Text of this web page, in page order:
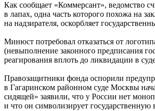
Как сообщает «Коммерсант», ведомство
в лапах, одна часть которого похожа на
на надзирателя, оскорбляет
Минюст потребовал отказаться от
(невыполнение законного предписания
реагирования вплоть до ликвидации в
Правозащитники фонда оспорили
в Гагаринском районном суде Москвы
сидящей» заявили, что у России нет
и что он символизирует государственную